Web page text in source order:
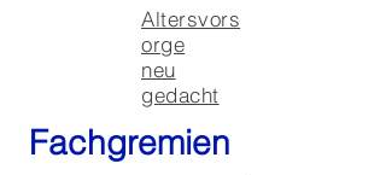
Altersvors
orge
neu
gedacht
Fachgremien